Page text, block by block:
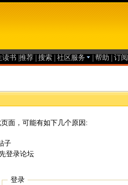
读书 推荐 搜索 社区服务 帮助 订
面，可能有如下几个原因:
子
登录论坛
登录